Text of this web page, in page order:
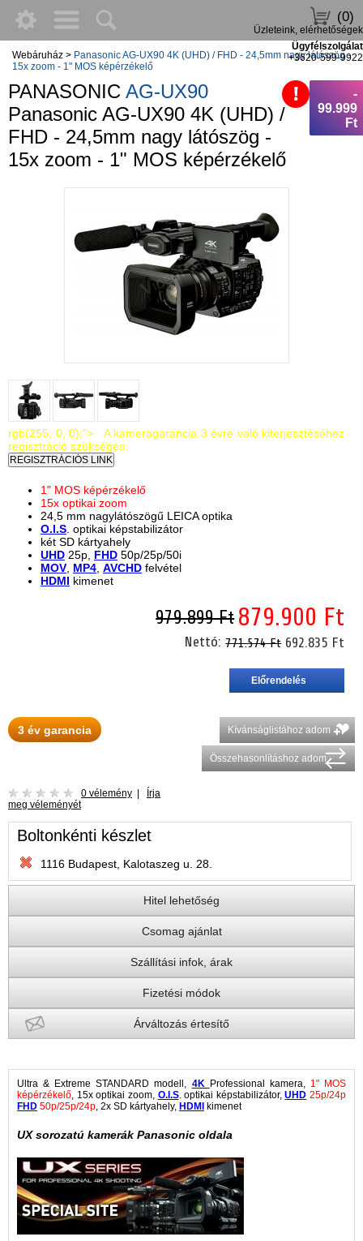
(0)
Üzleteink, elérhetőségek
Ügyfélszolgálat
+3620-599-9922
Webáruház > Panasonic AG-UX90 4K (UHD) / FHD - 24,5mm nagy látószög -
15x zoom - 1" MOS képérzékelő
PANASONIC AG-UX90
Panasonic AG-UX90 4K (UHD) /
FHD - 24,5mm nagy látószög -
15x zoom - 1" MOS képérzékelő
-
99.999
Ft
rgb(255, 0, 0);"> A kameragarancia 3 évre való kiterjesztéséhez
regisztráció szükséges.
1" MOS képérzékelő
15x optikai zoom
24,5 mm nagylátószögű LEICA optika
O.I.S . optikai képstabilizátor
két SD kártyahely
UHD 25p, FHD 50p/25p/50i
MOV MP4 AVCHD felvétel
HDMI kimenet
979.899 Ft 879.900 Ft
Nettó:771.574 Ft 692.835 Ft
3 év garancia Kívánságlistához adom
Összehasonlításhoz adom
0 vélemény | Írja
meg véleményét
Boltonkénti készlet
1116 Budapest, Kalotaszeg u. 28.
Hitel lehetőség
Csomag ajánlat
Szállítási infok, árak
Fizetési módok
Árváltozás értesítő
Ultra & Extreme STANDARD modell, 4K Professional kamera, 1" MOS
képérzékelő , 15x optikai zoom, O.I.S. optikai képstabilizátor,UHD 25p/24p
FHD 50p/25p/24p , 2x SD kártyahely, HDMI kimenet
UX sorozatú kamerák Panasonic oldala